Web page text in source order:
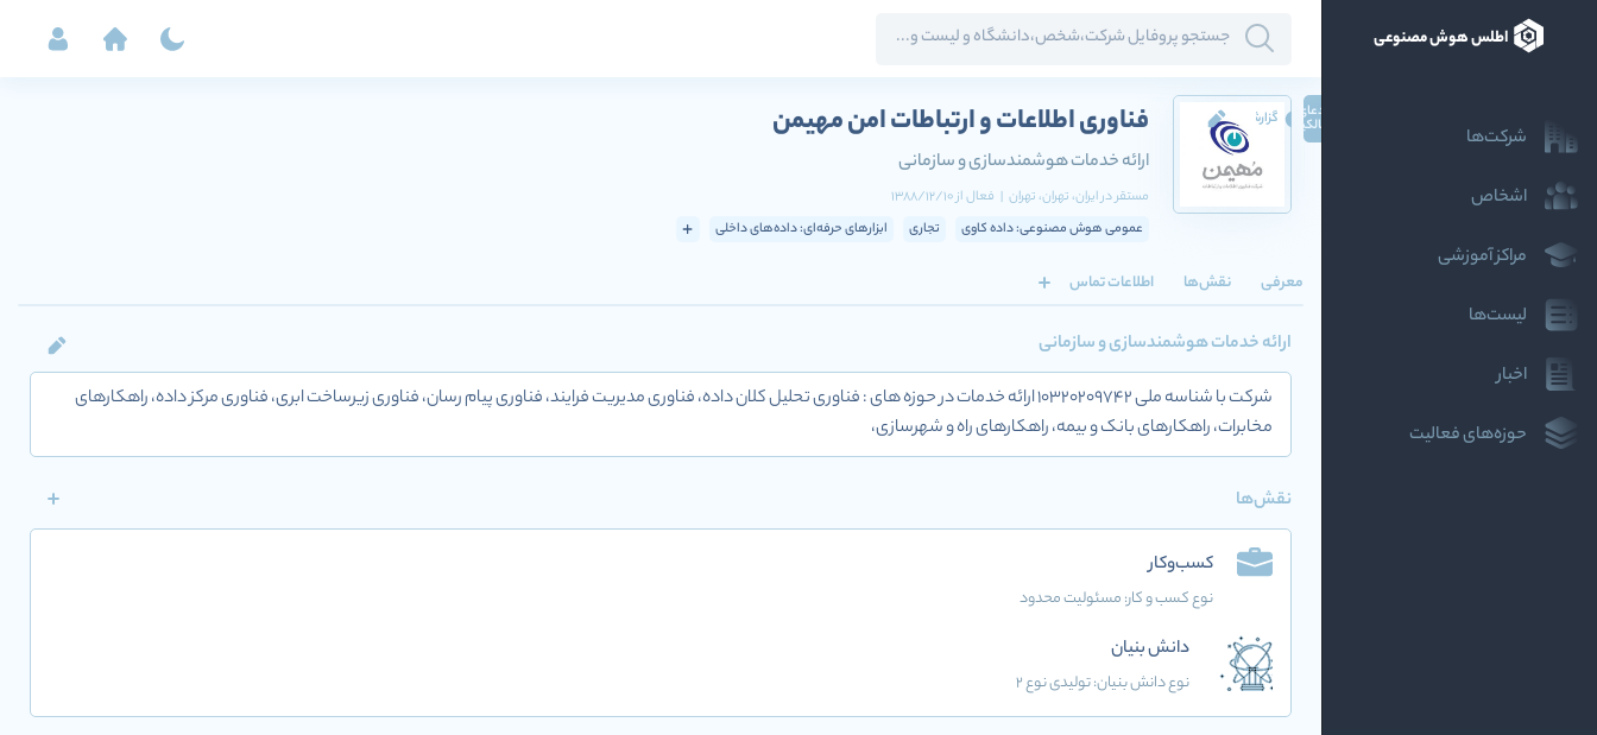
اطلس هوش مصنوعی
شرکت‌ها
اشخاص
مراکز آموزشی
لیست‌ها
اخبار
حوزه‌های فعالیت
فناوری اطلاعات و ارتباطات امن مهیمن
ارائه خدمات هوشمندسازی و سازمانی
مستقر درایران، تهران، تهران | فعالاز1388/12/10
عمومی هوش مصنوعی: داده کاوی
تجاری ابزارهای حرفه‌ای: داده‌های داخلی
ادعای
مالکیت گزارش
معرفی نقش‌ها اطلاعات تماس
ارائه خدمات هوشمندسازی و سازمانی
شرکت با شناسه ملی 10320209742 ارائه خدمات در حوزه های : فناوری تحلیل کلان داده، فناوری مدیریت فرایند، فناوری پیام رسان، فناوری زیرساخت ابری، فناوری مرکز داده، راهکارهای
مخابرات، راهکارهای بانک و بیمه، راهکارهای راه و شهرسازی،
نقش‌ها
کسب‌وکار
نوع کسب و کار:مسئولیت محدود
دانش بنیان
نوع دانش بنیان: تولیدی نوع 2